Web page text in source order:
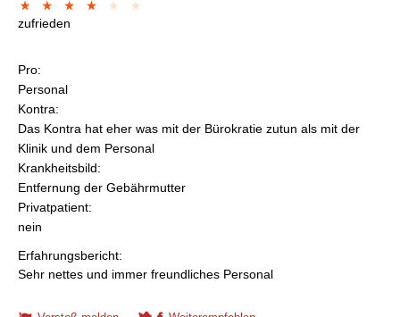
zufrieden
Pro:
Personal
Kontra:
Das Kontra hat eher was mit der Bürokratie zutun als mit der
Klinik und dem Personal
Krankheitsbild:
Entfernung der Gebährmutter
Privatpatient:
nein
Erfahrungsbericht:
Sehr nettes und immer freundliches Personal